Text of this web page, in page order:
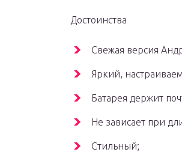
Достоинства
Свежая версия
Яркий,
Батарея держит
Не зависает при
Стильный;